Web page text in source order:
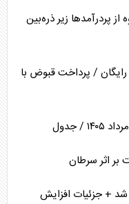
پردرآمد‌ها زیر ذره‌بین
/ پرداخت قبوض با
بر اثر سرطان
۱۵۱ مرداد ۱۴۰۵ اعلام شد + جزئیات افزایش